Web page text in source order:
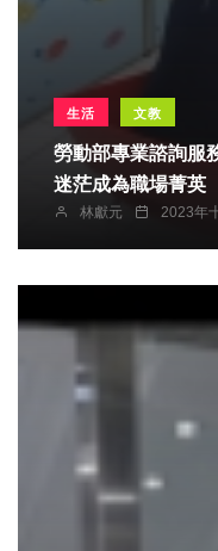
生活 文教
勞動部專業諮詢服務及家
迷茫成為職場菁英
林獻元 2023年